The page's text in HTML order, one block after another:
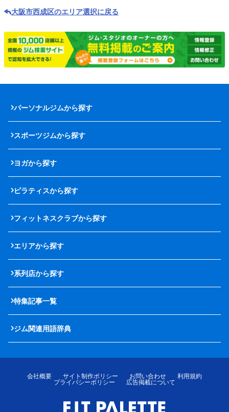
大阪市西成区のエリア選択に戻る
パーソナルジムから探す
スポーツジムから探す
ヨガから探す
ピラティスから探す
フィットネスクラブから探す
エリアから探す
系列店から探す
特集記事一覧
ジム関連用語辞典
会社概要 サイト制作ポリシー お問い合わせ
利用規約
プライバシーポリシー
広告掲載について